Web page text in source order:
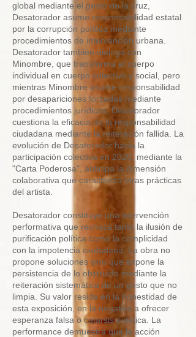
global mediante el gesto de la cruz,
Desatorador asume responsabilidad estatal
por la corrupción política mediante
procedimientos de intervención urbana.
Desatorador también dialoga con
Minombre, que transforma el cuerpo
individual en cuerpo colectivo y social, pero
mientras Minombre asume responsabilidad
por desapariciones forzadas mediante
procedimientos jurídicos, Desatorador
cuestiona la eficacia de la responsabilidad
ciudadana mediante la reiteración fallida. La
evolución de Desatorador hacia la
participación colectiva en 2020, mediante la
"Carta Poderosa", anticipa la dimensión
colaborativa que caracteriza otras prácticas
del artista.
Desatorador constituye una intervención
performativa que rechaza tanto la ilusión de
purificación política como la complicidad
con la impotencia ciudadana. La obra no
propone soluciones sino que expone la
persistencia de lo obstruido mediante la
reiteración sistemática de un gesto que no
limpia. Su valor reside en la honestidad de
esta exposición, en la negativa a ofrecer
esperanza falsa o catarsis estética. La
performance demuestra que la acción